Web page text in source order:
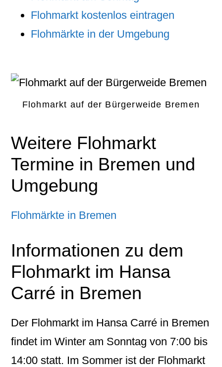
Flohmarkt kostenlos eintragen
Flohmärkte in der Umgebung
Flohmarkt auf der Bürgerweide Bremen
Weitere Flohmarkt
Termine in Bremen und
Umgebung
Flohmärkte in Bremen
Informationen zu dem
Flohmarkt im Hansa
Carré in Bremen
Der Flohmarkt im Hansa Carré in Bremen
findet im Winter am Sonntag von 7:00 bis
14:00 statt. Im Sommer ist der Flohmarkt